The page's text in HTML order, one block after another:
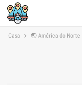
Casa 🌏 América do Norte